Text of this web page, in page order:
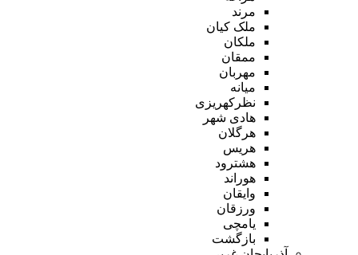
مرند
ملک کیان
ملکان
ممقان
مهربان
میانه
نظرکهریزی
هادی شهر
هرگلان
هریس
هشترود
هوراند
وایقان
ورزقان
یامچی
بازگشت